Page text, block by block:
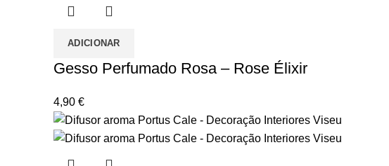
ADICIONAR
Gesso Perfumado Rosa – Rose Élixir
4,90 €